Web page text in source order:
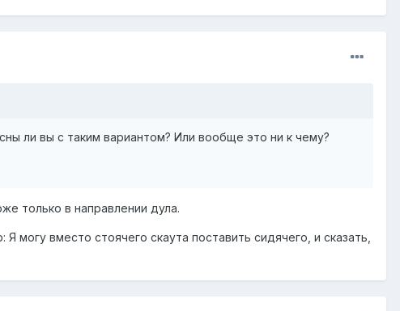
ли вы с таким вариантом? Или вообще это ни к чему?
только в направлении дула.
вместо стоячего скаута поставить сидячего, и сказать,